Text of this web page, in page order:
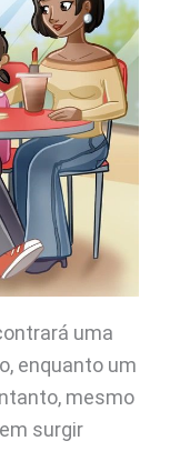
uma
enquanto um
mesmo
surgir